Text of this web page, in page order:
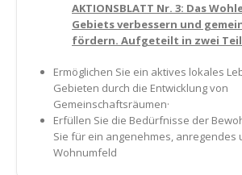
AKTIONSBLATT Nr. 3: Das
Gebiets verbessern und
fördern. Aufgeteilt in zwei
Ermöglichen Sie ein aktives lokales
Gebieten durch die Entwicklung von
Gemeinschaftsräumen·
Erfüllen Sie die Bedürfnisse der
Sie für ein angenehmes, anregendes
Wohnumfeld